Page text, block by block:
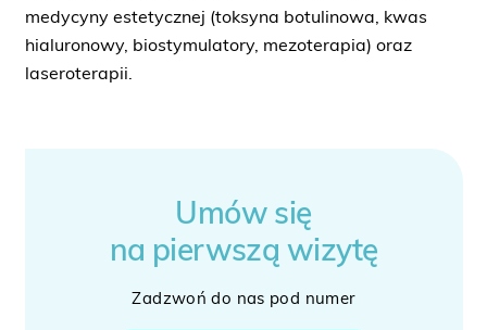
medycyny estetycznej (toksyna botulinowa, kwas
hialuronowy, biostymulatory, mezoterapia) oraz
laseroterapii.
Umów się
na pierwszą wizytę
Zadzwoń do nas pod numer